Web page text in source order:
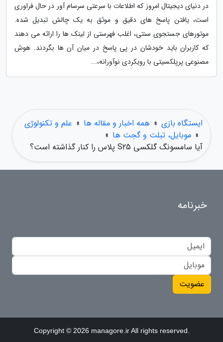
در دنیای دیجیتال امروز که اطلاعات با سرعتی سرسام آور در حال فراوری
است، یافتن پاسخ های دقیق و موثق به یک چالش تبدیل شده.
موتورهای جستجوی سنتی، اغلب فهرستی از لینک ها را ارائه می دهند
که کاربران باید خودشان در پی پاسخ در میان آن ها بگردند. هوش
مصنوعی پرپلکسیتی با رویکردی نوآورانه،...
ایستگاه بازی » همه اخبار و مقاله ها » علم و تکنولوژی
» موبایل، تبلت و گجت ها »
آیا سامسونگ گلکسی S25 پلاس را کنار گذاشته است؟
خبرنامه
عضویت
Copyright © 2026 managore.ir All rights reserved.